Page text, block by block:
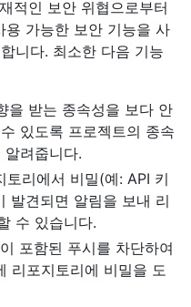
적인 보안 위협으로부터
가능한 보안 기능을 사
니다. 최소한 다음 기능
을 받는 종속성을 보다 안
있도록 프로젝트의 종속
려줍니다.
토리에서 비밀(예: API 키
발견되면 알림을 보내 리
수 있습니다.
포함된 푸시를 차단하여
리포지토리에 비밀을 도